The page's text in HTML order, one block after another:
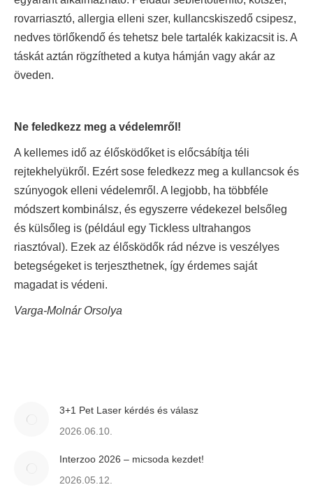
rovarriasztó, allergia elleni szer, kullancskiszedő csipesz,
nedves törlőkendő és tehetsz bele tartalék kakizacsit is. A
táskát aztán rögzítheted a kutya hámján vagy akár az
öveden.
Ne feledkezz meg a védelemről!
A kellemes idő az élősködőket is előcsábítja téli
rejtekhelyükről. Ezért sose feledkezz meg a kullancsok és
szúnyogok elleni védelemről. A legjobb, ha többféle
módszert kombinálsz, és egyszerre védekezel belsőleg
és külsőleg is (például egy Tickless ultrahangos
riasztóval). Ezek az élősködők rád nézve is veszélyes
betegségeket is terjeszthetnek, így érdemes saját
magadat is védeni.
Varga-Molnár Orsolya
3+1 Pet Laser kérdés és válasz
2026.06.10.
Interzoo 2026 – micsoda kezdet!
2026.05.12.